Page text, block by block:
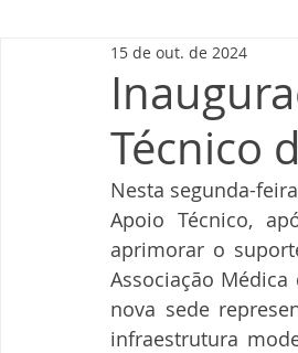
Técnico
15 de out. de 2024
Nesta segunda-
Apoio Técnico,
aprimorar o
Associação Médica
nova sede
infraestrutura